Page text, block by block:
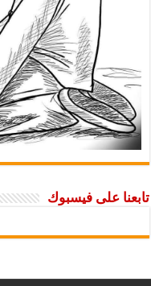
تابعنا على فيسبوك